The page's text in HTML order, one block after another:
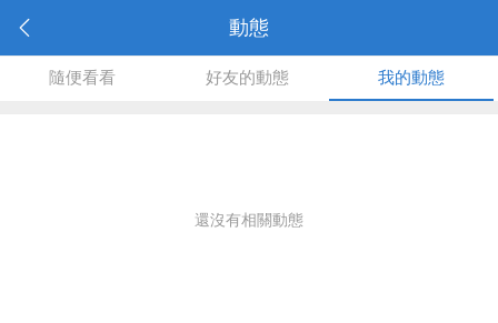
動態
隨便看看 好友的動態 我的動態
還沒有相關動態